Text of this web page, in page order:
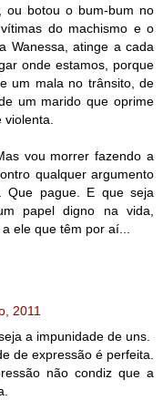
ou botou o bum-bum no
do machismo e o
Wanessa, atinge a cada
onde estamos, porque
um mala no trânsito, de
um marido que oprime
vou morrer fazendo a
qualquer argumento
Que pague. E que seja
papel digno na vida,
ele que têm por aí...
2011
a impunidade de uns.
de expressão é perfeita.
não condiz que a